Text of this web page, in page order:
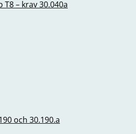
– krav 30.040a
och 30.190.a